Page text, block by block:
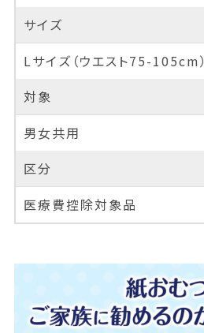
サイズ
Lサイズ（ウエスト75-105cm）
対象
男女共用
区分
医療費控除対象品